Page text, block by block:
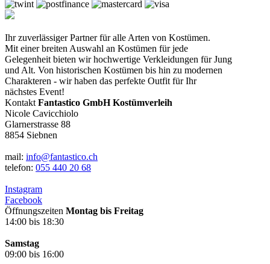
Ihr zuverlässiger Partner für alle Arten von Kostümen.
Mit einer breiten Auswahl an Kostümen für jede
Gelegenheit bieten wir hochwertige Verkleidungen für Jung
und Alt. Von historischen Kostümen bis hin zu modernen
Charakteren - wir haben das perfekte Outfit für Ihr
nächstes Event!
Kontakt Fantastico GmbH Kostümverleih
Nicole Cavicchiolo
Glarnerstrasse 88
8854 Siebnen
mail: info@fantastico.ch
telefon: 055 440 20 68
Instagram
Facebook
Öffnungszeiten Montag bis Freitag
14:00 bis 18:30
Samstag
09:00 bis 16:00